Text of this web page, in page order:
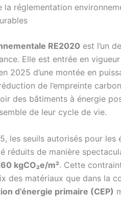
la réglementation
RE2020 est l’un
Elle est entrée en
2025 d’une montée en
de l’empreinte
des bâtiments à énergie
de leur cycle de vie.
les seuils autorisés pour les
réduits de manière
kgCO₂e/m². Cette
des matériaux que dans la
d’énergie primaire (CEP)